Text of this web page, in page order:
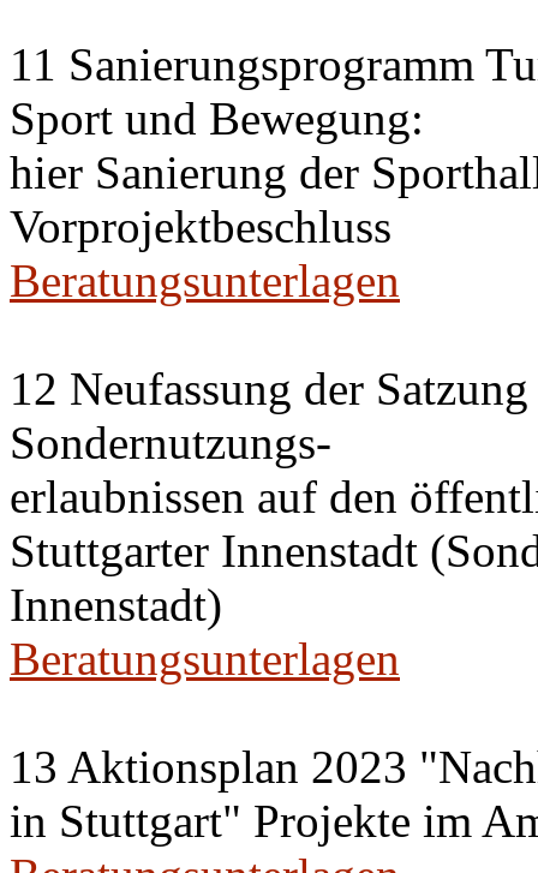
11 Sanierungsprogramm
Sport und Bewegung:
hier Sanierung der
Vorprojektbeschluss
Beratungsunterlagen
12 Neufassung der
Sondernutzungs-
erlaubnissen auf den
Stuttgarter Innenstadt
Innenstadt)
Beratungsunterlagen
13 Aktionsplan 2023
in Stuttgart" Projekte im